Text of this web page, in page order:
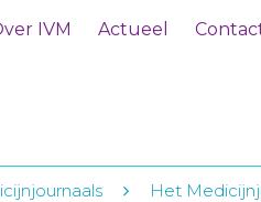
IVM Actueel
Het